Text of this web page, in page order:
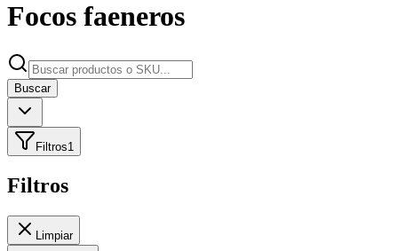
Focos faeneros
Buscar
Filtros1
Filtros
Limpiar